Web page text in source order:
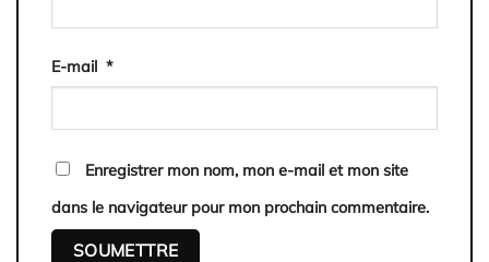
E-mail *
Enregistrer mon nom, mon e-mail et mon site
dans le navigateur pour mon prochain commentaire.